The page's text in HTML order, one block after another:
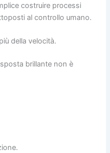
costruire processi
al controllo umano.
della velocità.
brillante non è